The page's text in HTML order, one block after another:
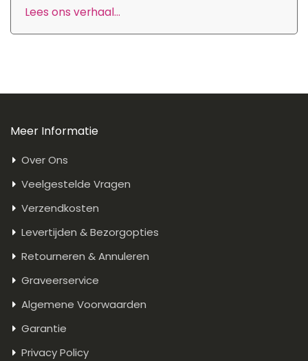
Lees ons verhaal...
Meer Informatie
Over Ons
Veelgestelde Vragen
Verzendkosten
Levertijden & Bezorgopties
Retourneren & Annuleren
Graveerservice
Algemene Voorwaarden
Garantie
Privacy Policy